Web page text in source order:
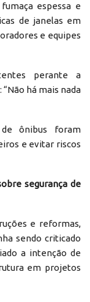
espessa e
de janelas em
e equipes
perante a
há mais nada
ônibus foram
e evitar riscos
segurança de
e reformas,
sendo criticado
a intenção de
em projetos